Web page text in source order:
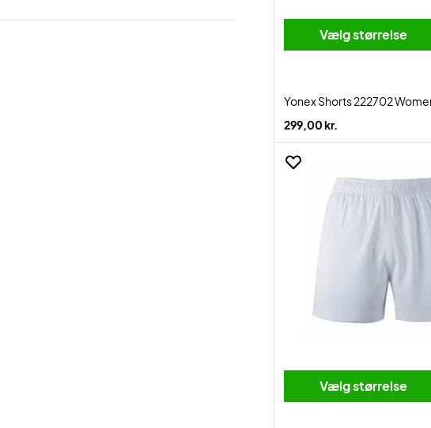
Vælg størrelse
Yonex Shorts 222702
299,00 kr.
Vælg størrelse